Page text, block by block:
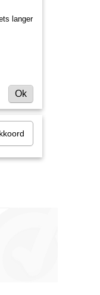
langer
Ok